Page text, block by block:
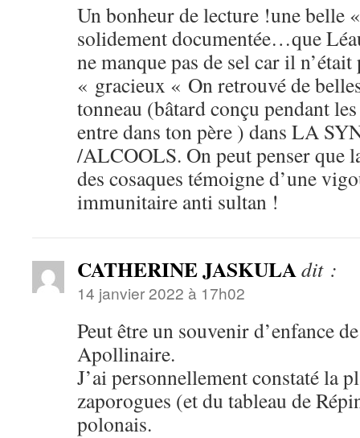
Un bonheur de lecture !une belle
solidement documentée…que
ne manque pas de sel car il
« gracieux « On retrouvé de
tonneau (bâtard conçu pendant
entre dans ton père ) dans LA
/ALCOOLS. On peut penser que
des cosaques témoigne d’une
immunitaire anti sultan !
CATHERINE JASKULAdit :
14 janvier 2022 à 17h02
Peut être un souvenir d’enfance
Apollinaire.
J’ai personnellement constaté la
zaporogues (et du tableau de
polonais.